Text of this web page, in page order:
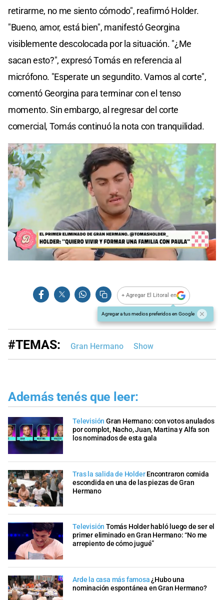
retirarme, no me siento cómodo", reafirmó Holder.
"Bueno, amor, está bien", manifestó Georgina
visiblemente descolocada por la situación. "¿Me
sacan esto?", expresó Tomás en referencia al
micrófono. "Esperate un segundito. Vamos al corte",
comentó Georgina para terminar con el tenso
momento. Sin embargo, al regresar del corte
comercial, Tomás continuó la nota con tranquilidad.
+ Agregar El Litoral en
Agregar a tus medios preferidos en Google
#TEMAS: Gran Hermano Show
Además tenés que leer:
Televisión Gran Hermano: con votos anulados
por complot, Nacho, Juan, Martina y Alfa son
los nominados de esta gala
Tras la salida de Holder Encontraron comida
escondida en una de las piezas de Gran
Hermano
Televisión Tomás Holder habló luego de ser el
primer eliminado en Gran Hermano: “No me
arrepiento de cómo jugué”
Arde la casa más famosa ¿Hubo una
nominación espontánea en Gran Hermano?